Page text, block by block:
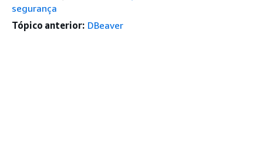
segurança
Tópico anterior: DBeaver